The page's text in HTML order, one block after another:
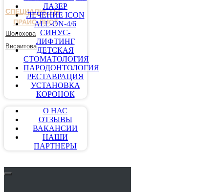
СПЕЦИАЛИСТЫ
ПРАЙС-ЛИСТ
Шолохова
Висаитова
ЛАЗЕР
ЛЕЧЕНИЕ ICON
ALL-ON-4/6
СИНУС-
ЛИФТИНГ
ДЕТСКАЯ
СТОМАТОЛОГИЯ
ПАРОДОНТОЛОГИЯ
РЕСТАВРАЦИЯ
УСТАНОВКА
КОРОНОК
О НАС
ОТЗЫВЫ
ВАКАНСИИ
НАШИ
ПАРТНЕРЫ